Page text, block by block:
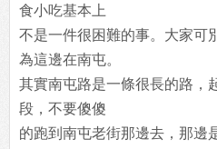
食小吃基本上
不是一件很困難的事。大家可
為這邊在南屯。
其實南屯路是一條很長的路，
段，不要傻傻
的跑到南屯老街那邊去，那邊